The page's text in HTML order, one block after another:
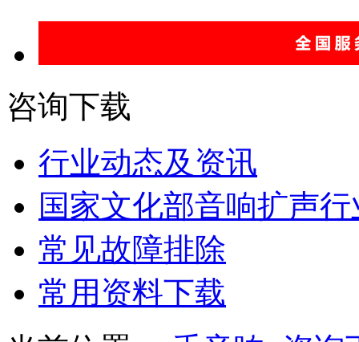
咨询下载
行业动态及资讯
国家文化部音响扩声
常见故障排除
常用资料下载